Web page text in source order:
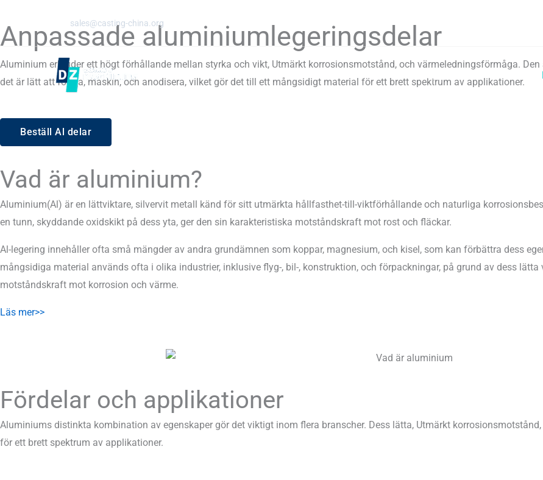
till
innehåll
sales@casting-china.org
Anpassade aluminiumlegeringsdelar
Aluminium erbjuder ett högt förhållande mellan styrka och vikt, Utmärkt korrosionsmotstånd, och värmeledningsförmåga.
det är lätt att forma, maskin, och anodisera, vilket gör det till ett mångsidigt material för ett brett spektrum av applikationer.
Beställ Al delar
Vad är aluminium?
Aluminium(Al) är en lättviktare, silvervit metall känd för sitt utmärkta hållfasthet-till-viktförhållande och naturliga
en tunn, skyddande oxidskikt på dess yta, ger den sin karakteristiska motståndskraft mot rost och fläckar.
Al-legering innehåller ofta små mängder av andra grundämnen som koppar, magnesium, och kisel, som kan förbättra dess
mångsidiga material används ofta i olika industrier, inklusive flyg-, bil-, konstruktion, och förpackningar, på grund av dess
motståndskraft mot korrosion och värme.
Läs mer>>
Fördelar och applikationer
Aluminiums distinkta kombination av egenskaper gör det viktigt inom flera branscher. Dess lätta, Utmärkt
för ett brett spektrum av applikationer.